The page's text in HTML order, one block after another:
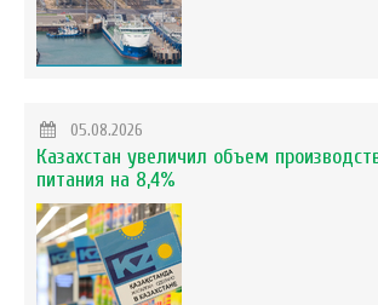
05.08.2026
Казахстан увеличил объем
питания на 8,4%